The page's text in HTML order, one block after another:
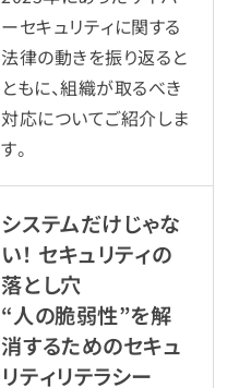
ーセキュリティに関する
法律の動きを振り返ると
ともに、組織が取るべき
対応についてご紹介しま
す。
システムだけじゃな
い！ セキュリティの
落とし穴
“人の脆弱性”を解
消するためのセキュ
リティリテラシー